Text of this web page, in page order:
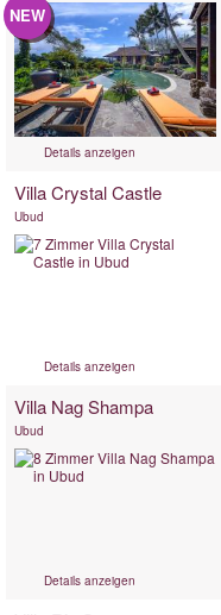
NEW
Details anzeigen
Villa Crystal Castle
Ubud
Details anzeigen
Villa Nag Shampa
Ubud
Details anzeigen